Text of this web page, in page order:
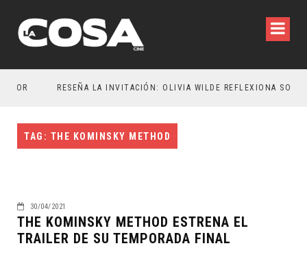
TAG: THE KOMINSKY METHOD
30/04/2021
THE KOMINSKY METHOD ESTRENA EL
TRAILER DE SU TEMPORADA FINAL